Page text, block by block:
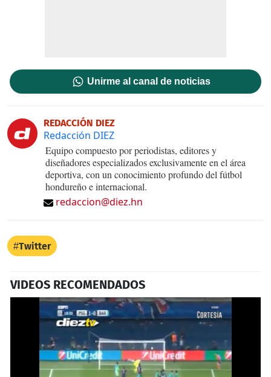
Unirme al canal de noticias
REDACCIÓN DIEZ
Redacción DIEZ
Equipo compuesto por periodistas, editores y
diseñadores especializados exclusivamente en el área
deportiva, con un conocimiento profundo del fútbol
hondureño e internacional.
redaccion@diez.hn
Twitter
VIDEOS RECOMENDADOS